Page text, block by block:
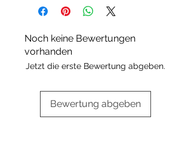
Nacional Portuguesa.
com certificado contendo a
respetiva informação.
embalagem Deluxe ou da marca.
Escolha a sua opção de
oferta
Noch keine Bewertungen
vorhanden
Jetzt die erste Bewertung abgeben.
Bewertung abgeben